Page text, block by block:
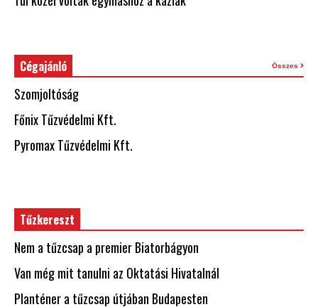
Cégajánló Összes
Szomjoltóság
Főnix Tűzvédelmi Kft.
Pyromax Tűzvédelmi Kft.
Tűzkereszt
Nem a tűzcsap a premier Biatorbágyon
Van még mit tanulni az Oktatási Hivatalnál
Planténer a tűzcsap útjában Budapesten